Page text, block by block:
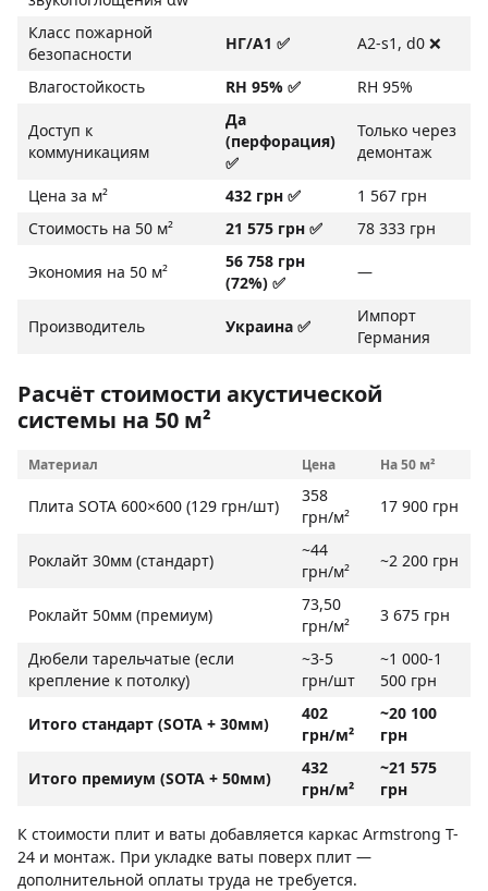
Класс пожарной
безопасности
НГ/A1 ✅ A2-s1, d0 ❌
Влагостойкость RH 95% ✅ RH 95%
Доступ к
коммуникациям
Да
(перфорация)
✅
Только через
демонтаж
Цена за м² 432 грн ✅
1 567 грн
Стоимость на 50 м²
21 575 грн ✅ 78 333 грн
Экономия на 50 м²
56 758 грн
(72%) ✅
—
Производитель Украина ✅
Импорт
Германия
Расчёт стоимости акустической
системы на 50 м²
Материал Цена На 50 м²
Плита SOTA 600×600 (129 грн/шт)
358
грн/м²
17 900 грн
Роклайт 30мм (стандарт)
~44
грн/м²
~2 200 грн
Роклайт 50мм (премиум)
73,50
грн/м²
3 675 грн
Дюбели тарельчатые (если
крепление к потолку)
~3-5
грн/шт
~1 000-1
500 грн
Итого стандарт (SOTA + 30мм)
402
грн/м²
~20 100
грн
Итого премиум (SOTA + 50мм)
432
грн/м²
~21 575
грн
К стоимости плит и ваты добавляется каркас Armstrong T-
24 и монтаж. При укладке ваты поверх плит —
дополнительной оплаты труда не требуется.